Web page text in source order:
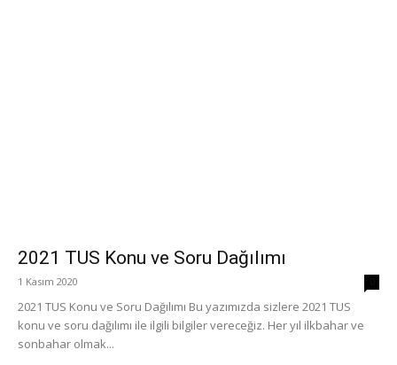
2021 TUS Konu ve Soru Dağılımı
1 Kasım 2020
2021 TUS Konu ve Soru Dağılımı Bu yazımızda sizlere 2021 TUS
konu ve soru dağılımı ile ilgili bilgiler vereceğiz. Her yıl ilkbahar ve
sonbahar olmak...